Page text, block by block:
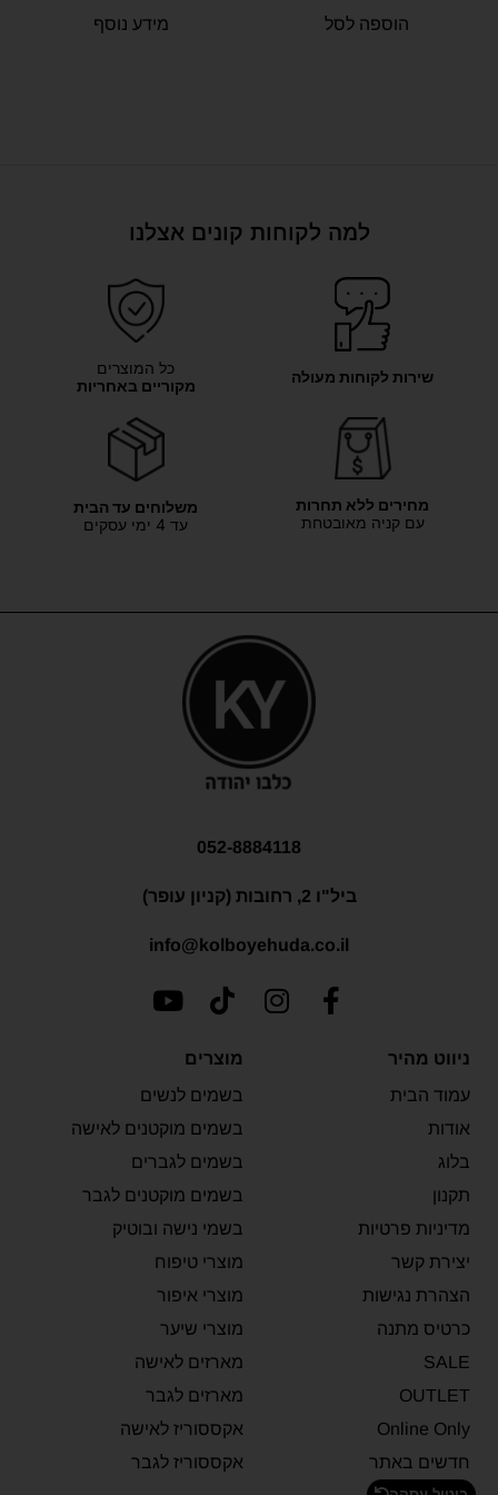
הוספה לסל מידע נוסף
למה לקוחות קונים אצלנו
שירות לקוחות מעולה
כל המוצרים
מקוריים באחריות
מחירים ללא תחרות
עם קניה מאובטחת
משלוחים עד הבית
עד 4 ימי עסקים
052-8884118
ביל"ו 2, רחובות (קניון עופר)
info@kolboyehuda.co.il
ניווט מהיר
עמוד הבית
אודות
בלוג
תקנון
מדיניות פרטיות
יצירת קשר
הצהרת נגישות
כרטיס מתנה
SALE
OUTLET
Online Only
חדשים באתר
מוצרים
בשמים לנשים
בשמים מוקטנים לאישה
בשמים לגברים
בשמים מוקטנים לגבר
בשמי נישה ובוטיק
מוצרי טיפוח
מוצרי איפור
מוצרי שיער
מארזים לאישה
מארזים לגבר
אקססוריז לאישה
אקססוריז לגבר